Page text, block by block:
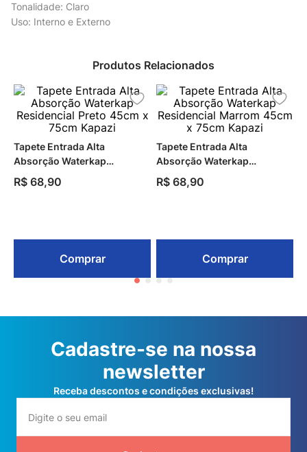
Tonalidade: Claro
Uso: Interno e Externo
Produtos Relacionados
Tapete Entrada Alta
Absorção Waterkap
Residencial Preto 45cm x
75cm Kapazi
R$ 68,90
Comprar
Tapete Entrada Alta
Absorção Waterkap
Residencial Marrom 45cm x
75cm Kapazi
R$ 68,90
Comprar
Cadastre-se na nossa
newsletter
Receba descontos e condições exclusivas!